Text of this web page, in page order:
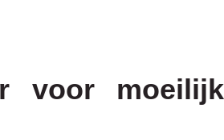
voor moeilijk